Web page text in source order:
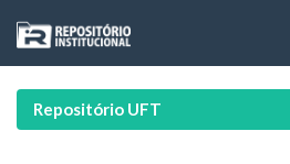
navigation
Repositório UFT